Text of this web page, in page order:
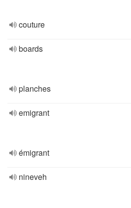
couture
boards
planches
emigrant
émigrant
nineveh